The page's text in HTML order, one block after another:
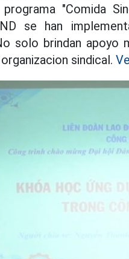
"Comida
se han
solo brindan apoyo
sindical.